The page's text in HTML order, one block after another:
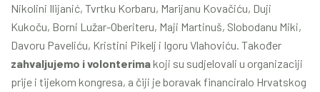
Nikolini Ilijanić, Tvrtku Korbaru, Marijanu Kovačiću, Duji
Kukoču, Borni Lužar-Oberiteru, Maji Martinuš, Slobodanu Miki,
Davoru Paveliću, Kristini Pikelj i Igoru Vlahoviću. Također
zahvaljujemo i volonterimakoji su sudjelovali u organizaciji
prije i tijekom kongresa, a čiji je boravak financiralo Hrvatskog